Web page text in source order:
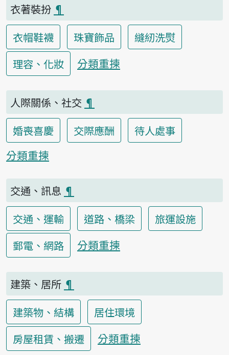
衣著裝扮 ¶
衣帽鞋襪
珠寶飾品
縫紉洗熨
理容、化妝
分類重揀
人際關係、社交 ¶
婚喪喜慶
交際應酬
待人處事
分類重揀
交通、訊息 ¶
交通、運輸
道路、橋梁
旅運設施
郵電、網路
分類重揀
建築、居所 ¶
建築物、結構
居住環境
房屋租賃、搬遷
分類重揀